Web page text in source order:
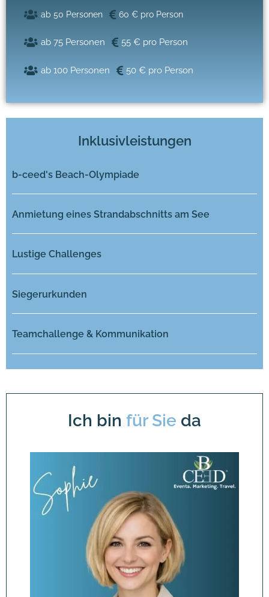
ab 50 Personen 60 € pro Person
ab 75 Personen 55 € pro Person
ab 100 Personen 50 € pro Person
Inklusivleistungen
b-ceed's Beach-Olympiade
Anmietung eines Strandabschnitts am See
Lustige Challenges
Siegerurkunden
Teamchallenge & Kommunikation
Ich bin für Sie da